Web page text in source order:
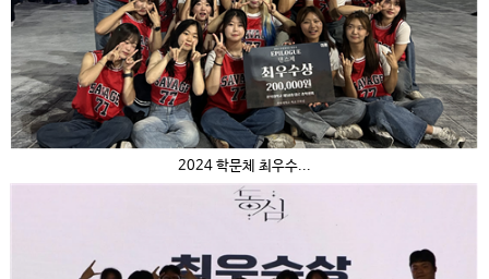
2024 학문체 최우수...